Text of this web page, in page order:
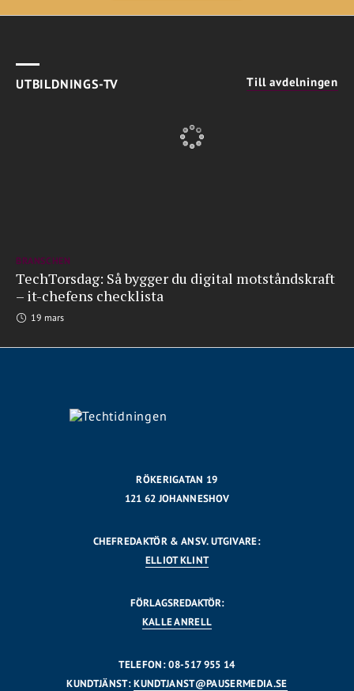
UTBILDNINGS-TV Till avdelningen
BRANSCHEN
TechTorsdag: Så bygger du digital motståndskraft
– it-chefens checklista
19 mars
RÖKERIGATAN 19
121 62 JOHANNESHOV
CHEFREDAKTÖR & ANSV. UTGIVARE:
ELLIOT KLINT
FÖRLAGSREDAKTÖR:
KALLE ANRELL
TELEFON: 08-517 955 14
KUNDTJÄNST:KUNDTJANST@PAUSERMEDIA.SE